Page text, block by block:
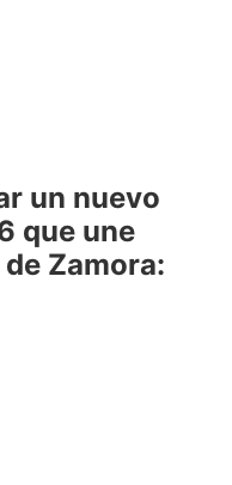
un nuevo
que une
Zamora: